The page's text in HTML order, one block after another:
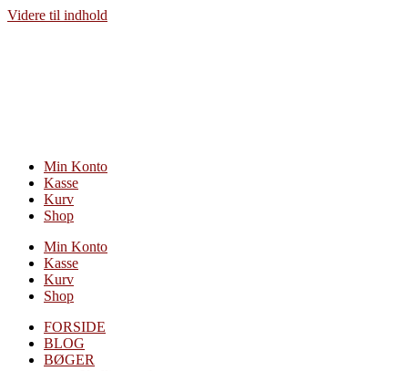
Videre til indhold
Min Konto
Kasse
Kurv
Shop
Min Konto
Kasse
Kurv
Shop
FORSIDE
BLOG
BØGER